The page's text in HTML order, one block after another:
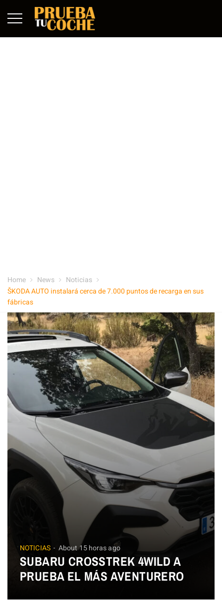
Home News
Noticias
ŠKODA AUTO instalará cerca de 7.000 puntos de recarga en sus
fábricas
NOTICIAS About 15 horas ago
SUBARU CROSSTREK 4WILD A
PRUEBA EL MÁS AVENTURERO